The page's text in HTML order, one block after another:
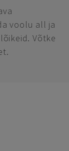
voolu all ja
Võtke